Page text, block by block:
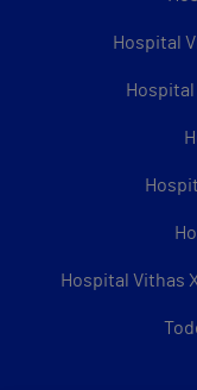
Hospital
Hospital Vithas